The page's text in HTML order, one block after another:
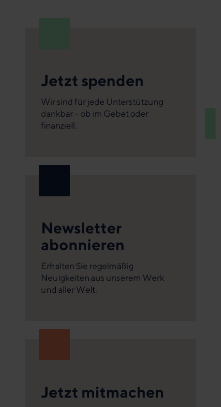
Jetzt spenden
Wir sind für jede Unterstützung
dankbar – ob im Gebet oder
finanziell.
Newsletter
abonnieren
Erhalten Sie regelmäßig
Neuigkeiten aus unserem Werk
und aller Welt.
Jetzt mitmachen